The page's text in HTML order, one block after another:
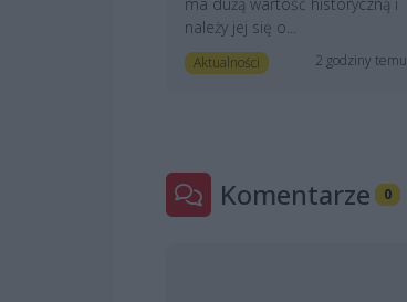
należy jej się o...
Aktualności 2 godziny temu
Komentarze 0